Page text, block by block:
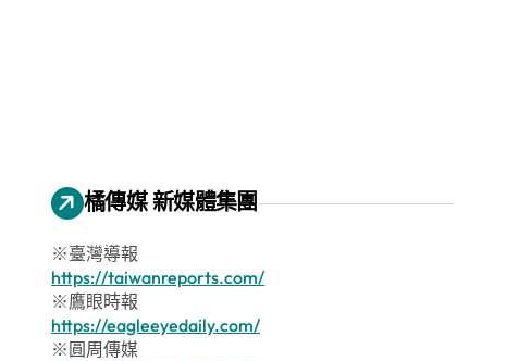
橘傳媒 新媒體集團
※臺灣導報
https://taiwanreports.com/
※鷹眼時報
https://eagleeyedaily.com/
※圓周傳媒